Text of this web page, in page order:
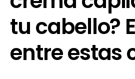
tu cabello?
entre estas